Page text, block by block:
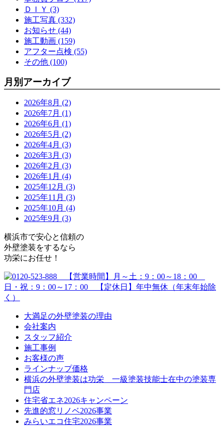
ＤＩＹ (3)
施工写真 (332)
お知らせ (44)
施工動画 (159)
アフター点検 (55)
その他 (100)
月別アーカイブ
2026年8月 (2)
2026年7月 (1)
2026年6月 (1)
2026年5月 (2)
2026年4月 (3)
2026年3月 (3)
2026年2月 (3)
2026年1月 (4)
2025年12月 (3)
2025年11月 (3)
2025年10月 (4)
2025年9月 (3)
横浜市で安心と信頼の
外壁塗装をするなら
功栄にお任せ！
大満足の外壁塗装の理由
会社案内
スタッフ紹介
施工事例
お客様の声
ラインナップ価格
横浜の外壁塗装は功栄 一級塗装技能士在中の塗装専
門店
住宅省エネ2026キャンペーン
先進的窓リノベ2026事業
みらいエコ住宅2026事業